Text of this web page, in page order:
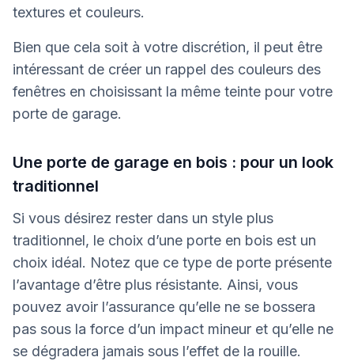
textures et couleurs.
Bien que cela soit à votre discrétion, il peut être
intéressant de créer un rappel des couleurs des
fenêtres en choisissant la même teinte pour votre
porte de garage.
Une porte de garage en bois : pour un look
traditionnel
Si vous désirez rester dans un style plus
traditionnel, le choix d’une porte en bois est un
choix idéal. Notez que ce type de porte présente
l’avantage d’être plus résistante. Ainsi, vous
pouvez avoir l’assurance qu’elle ne se bossera
pas sous la force d’un impact mineur et qu’elle ne
se dégradera jamais sous l’effet de la rouille.